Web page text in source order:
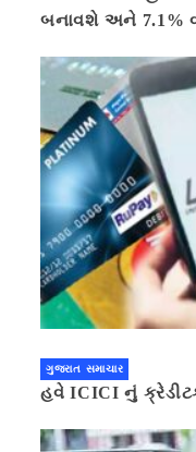
બનાવશે અને 7.1%
ગુજરાત સમાચાર
હવે ICICI નું